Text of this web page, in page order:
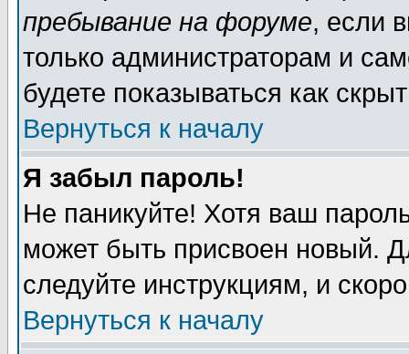
пребывание на форуме, если
только администраторам и
будете показываться как
Вернуться к началу
Я забыл пароль!
Не паникуйте! Хотя ваш
может быть присвоен новый.
следуйте инструкциям, и
Вернуться к началу